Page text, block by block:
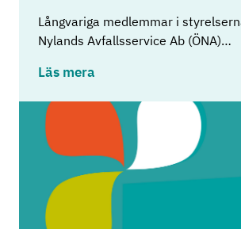
Långvariga medlemmar i
Nylands Avfallsservice Ab (ÖNA)…
Läs mera